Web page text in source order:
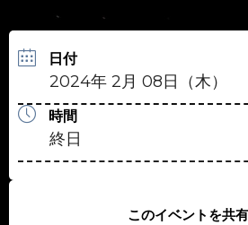
日付
2024年 2月 08日（木）
時間
終日
このイベントを共